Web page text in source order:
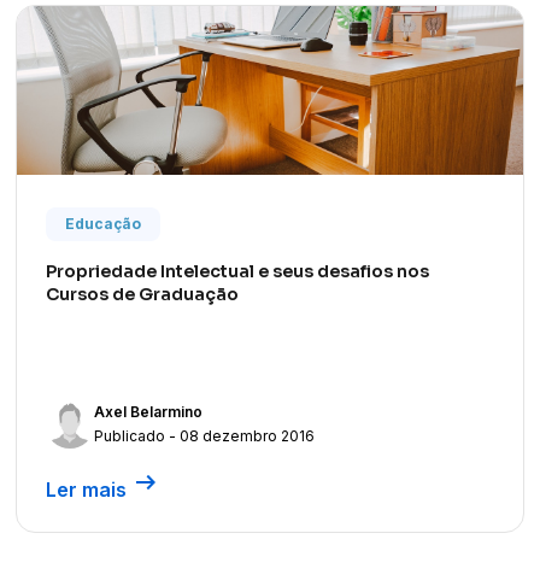
Educação
Propriedade Intelectual e seus desafios nos
Cursos de Graduação
Axel Belarmino
Publicado - 08 dezembro 2016
Ler mais arrow_right_alt